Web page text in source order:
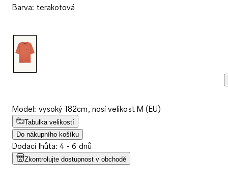
Barva: terakotová
Model: vysoký 182cm, nosí velikost M (EU)
Tabulka velikostí
Do nákupního košíku
Dodací lhůta: 4 - 6 dnů
Zkontrolujte dostupnost v obchodě